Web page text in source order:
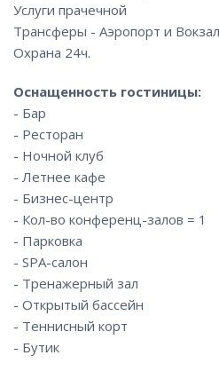
Услуги прачечной
Трансферы - Аэропорт и
Охрана 24ч.
Оснащенность гостиницы:
- Бар
- Ресторан
- Ночной клуб
- Летнее кафе
- Бизнес-центр
- Кол-во конференц-залов = 1
- Парковка
- SPA-салон
- Тренажерный зал
- Открытый бассейн
- Теннисный корт
- Бутик